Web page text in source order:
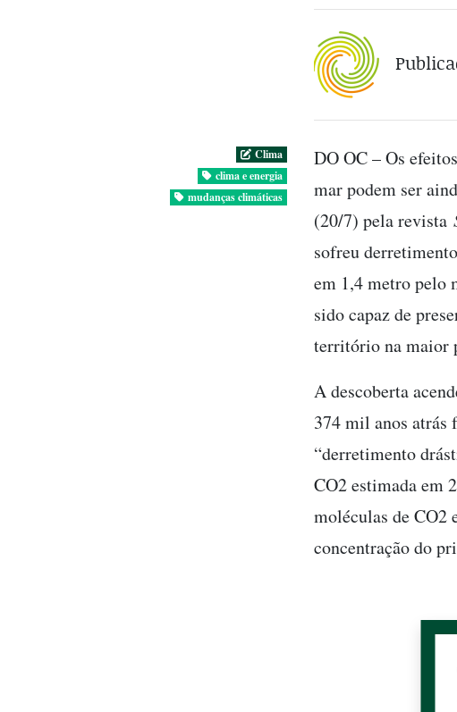
Clima
clima e energia
mudanças climáticas
DO OC – Os
mar podem ser
(20/7) pela revista
sofreu
em 1,4 metro pelo
sido capaz de
território na maior
A descoberta
374 mil anos atrás
“derretimento
CO2 estimada em
moléculas de CO2
concentração do